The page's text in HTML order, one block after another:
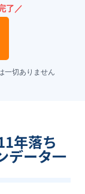
了／
一切ありません
年落ち
データ一